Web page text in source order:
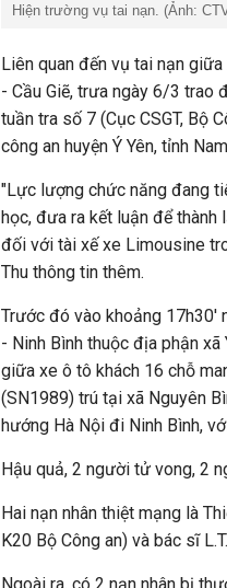
Hiện trường vụ tai nạn. (Ảnh:
Liên quan đến vụ tai nạn
- Cầu Giẽ, trưa ngày 6/3 trao
tuần tra số 7 (Cục CSGT, Bộ
công an huyện Ý Yên, tỉnh
"Lực lượng chức năng đang
học, đưa ra kết luận để
đối với tài xế xe Limousine
Thu thông tin thêm.
Trước đó vào khoảng 17h30'
- Ninh Bình thuộc địa phận xã
giữa xe ô tô khách 16 chỗ
(SN1989) trú tại xã Nguyên
hướng Hà Nội đi Ninh Bình,
Hậu quả, 2 người tử vong, 2
Hai nạn nhân thiệt mạng là
K20 Bộ Công an) và bác sĩ